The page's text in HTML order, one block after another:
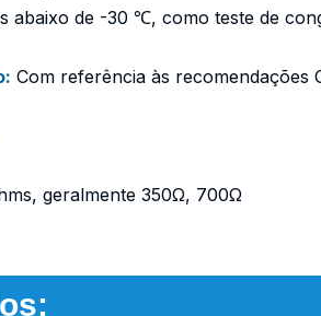
abaixo de -30 ℃, como teste de
Com referência às recomendações
geralmente 350Ω, 700Ω